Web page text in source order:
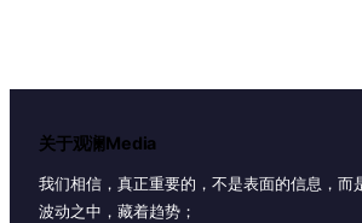
关于观澜Media
我们相信，真正重要的，不是表面的信息，而
波动之中，藏着趋势；